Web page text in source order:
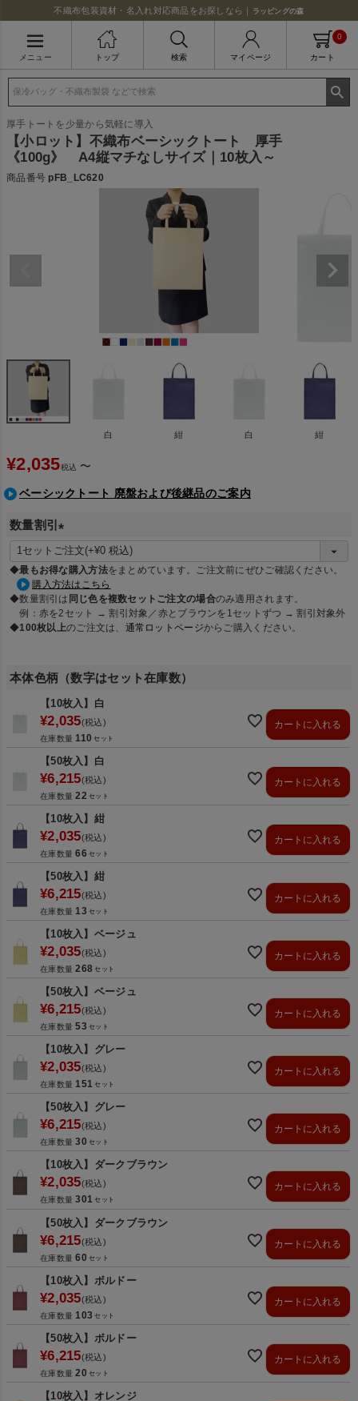
不織布包装資材・名入れ対応商品をお探しなら｜ ラッピングの森
メニュー トップ 検索 マイページ カート
0
厚手トートを少量から気軽に導入
【小ロット】不織布ベーシックトート 厚手
《100g》 A4縦マチなしサイズ｜10枚入～
商品番号 pFB_LC620
白 紺 白 紺
¥2,035税込 〜
ベーシックトート 廃盤および後継品のご案内
数量割引
(
必
須
)
◆最もお得な購入方法をまとめています。ご注文前にぜひご確認ください。
購入方法はこちら
◆数量割引は 同じ色を複数セットご注文の場合のみ適用されます。
例：赤を2セット → 割引対象／赤とブラウンを1セットずつ → 割引対象外
◆100枚以上のご注文は、 通常ロットページからご購入ください。
本体色柄（数字はセット在庫数）
【10枚入】白
¥2,035 税込
在庫数量 110
カートに入れる
【50枚入】白
¥6,215 税込
在庫数量 22
カートに入れる
【10枚入】紺
¥2,035 税込
在庫数量 66
カートに入れる
【50枚入】紺
¥6,215 税込
在庫数量 13
カートに入れる
【10枚入】ベージュ
¥2,035 税込
在庫数量 268
カートに入れる
【50枚入】ベージュ
¥6,215 税込
在庫数量 53
カートに入れる
【10枚入】グレー
¥2,035 税込
在庫数量 151
カートに入れる
【50枚入】グレー
¥6,215 税込
在庫数量 30
カートに入れる
【10枚入】ダークブラウン
¥2,035 税込
在庫数量 301
カートに入れる
【50枚入】ダークブラウン
¥6,215 税込
在庫数量 60
カートに入れる
【10枚入】ボルドー
¥2,035 税込
在庫数量 103
カートに入れる
【50枚入】ボルドー
¥6,215 税込
在庫数量 20
カートに入れる
【10枚入】オレンジ